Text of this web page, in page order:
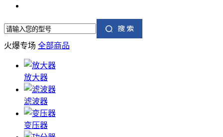
火爆专场 全部商品
放大器
滤波器
变压器